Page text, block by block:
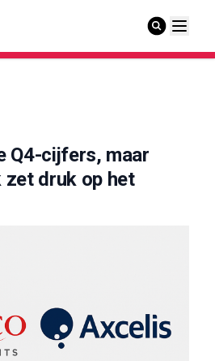
Q4-cijfers, maar
zet druk op het